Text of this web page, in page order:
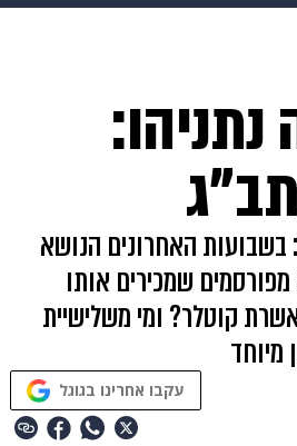
מתכונים פרויקטים מיוחדים
בשבועות האחרונים הנושא
שמכירים אותו
קוטלר? ומי משלישיית
מיוחד
עקבו אחרינו בגוגל